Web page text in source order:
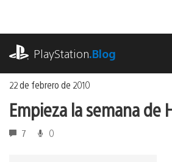
contenido
PlayStation.Blog
22 de febrero de 2010
Empieza la semana de
7 0